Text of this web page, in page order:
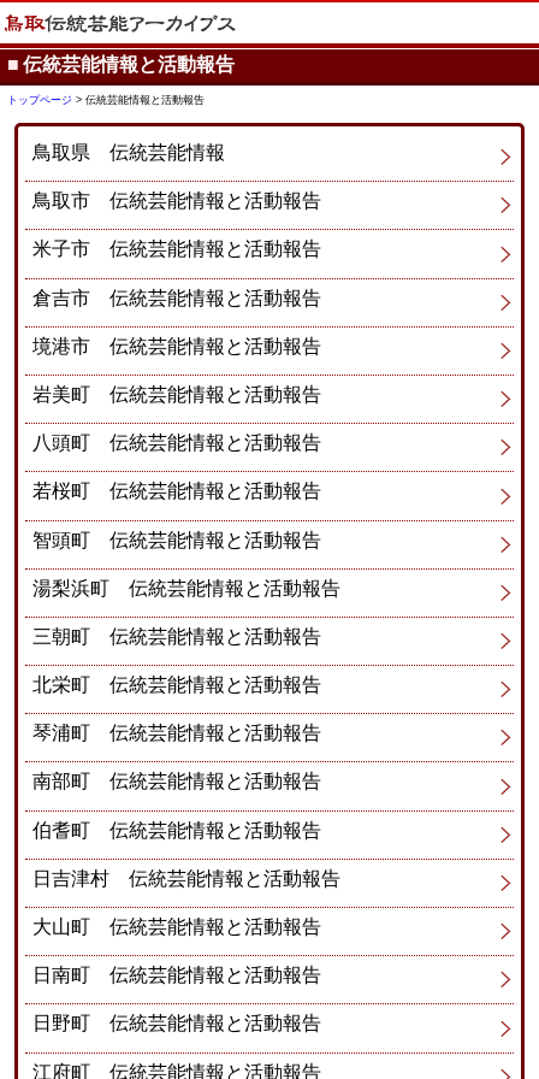
■ 伝統芸能情報と活動報告
トップページ > 伝統芸能情報と活動報告
鳥取県 伝統芸能情報
鳥取市 伝統芸能情報と活動報告
米子市 伝統芸能情報と活動報告
倉吉市 伝統芸能情報と活動報告
境港市 伝統芸能情報と活動報告
岩美町 伝統芸能情報と活動報告
八頭町 伝統芸能情報と活動報告
若桜町 伝統芸能情報と活動報告
智頭町 伝統芸能情報と活動報告
湯梨浜町 伝統芸能情報と活動報告
三朝町 伝統芸能情報と活動報告
北栄町 伝統芸能情報と活動報告
琴浦町 伝統芸能情報と活動報告
南部町 伝統芸能情報と活動報告
伯耆町 伝統芸能情報と活動報告
日吉津村 伝統芸能情報と活動報告
大山町 伝統芸能情報と活動報告
日南町 伝統芸能情報と活動報告
日野町 伝統芸能情報と活動報告
江府町 伝統芸能情報と活動報告